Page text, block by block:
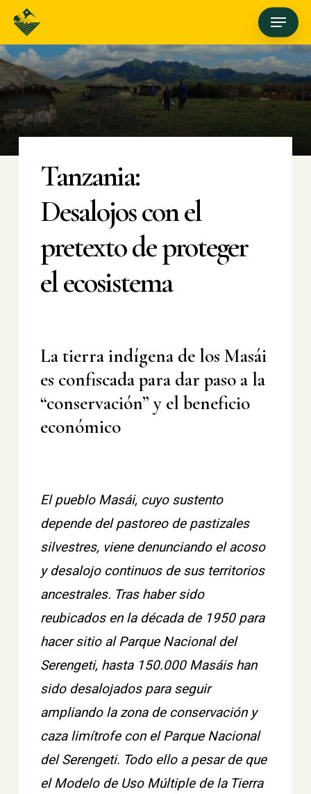
Skip
main
content
Menu
Tanzania:
Desalojos con el
pretexto de proteger
el ecosistema
La tierra indígena de los Masái
es confiscada para dar paso a la
“conservación” y el beneficio
económico
El pueblo Masái, cuyo sustento
depende del pastoreo de pastizales
silvestres, viene denunciando el acoso
y desalojo continuos de sus territorios
ancestrales. Tras haber sido
reubicados en la década de 1950 para
hacer sitio al Parque Nacional del
Serengeti, hasta 150.000 Masáis han
sido desalojados para seguir
ampliando la zona de conservación y
caza limítrofe con el Parque Nacional
del Serengeti. Todo ello a pesar de que
el Modelo de Uso Múltiple de la Tierra